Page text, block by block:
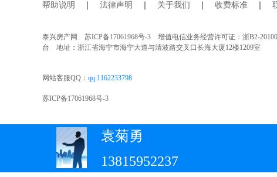
袁菊勇
13815952237
帮助说明 法律声明 关于我们 收费标准
泰兴房产网 苏ICP备17061968号-3 增值电信业务经营许可证：浙B2-
台 地址：浙江省海宁市海宁大道与清波路交叉口长海大厦12楼1209室
网站客服QQ： qq:1162233798
苏ICP备17061968号-3